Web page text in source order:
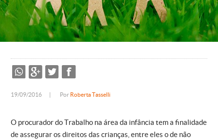
19/09/2016 Por Roberta Tasselli
O procurador do Trabalho na área da infância tem a finalidade
de assegurar os direitos das crianças, entre eles o de não